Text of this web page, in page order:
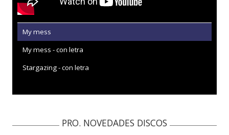
My mess
My mess - con letra
Stargazing - con letra
PRO. NOVEDADES DISCOS